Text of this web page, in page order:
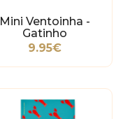
Mini Ventoinha -
Gatinho
9.95€